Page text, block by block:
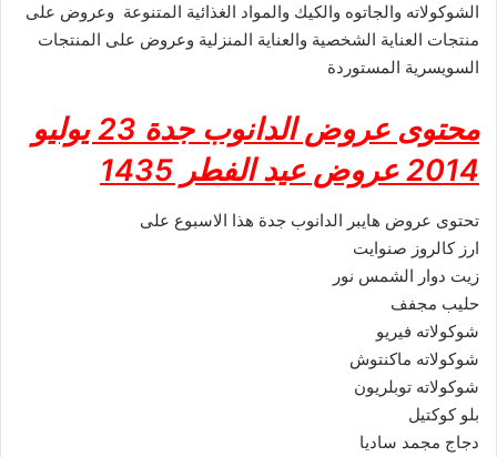
الشوكولاته والجاتوه والكيك والمواد الغذائية المتنوعة وعروض على
منتجات العناية الشخصية والعناية المنزلية وعروض على المنتجات
السويسرية المستوردة
محتوى عروض الدانوب جدة 23 يوليو
2014 عروض عيد الفطر 1435
تحتوى عروض هايبر الدانوب جدة هذا الاسبوع على
ارز كالروز صنوايت
زيت دوار الشمس نور
حليب مجفف
شوكولاته فيريو
شوكولاته ماكنتوش
شوكولاته توبلريون
بلو كوكتيل
دجاج مجمد ساديا